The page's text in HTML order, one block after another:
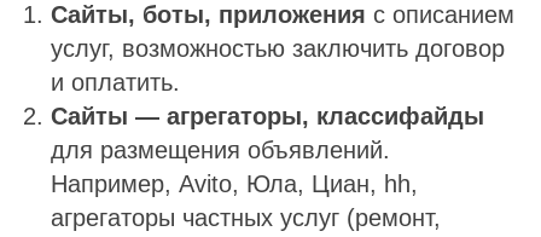
Сайты, боты, приложения с описанием
услуг, возможностью заключить договор
и оплатить.
Сайты — агрегаторы, классифайды
для размещения объявлений.
Например, Avito, Юла, Циан, hh,
агрегаторы частных услуг (ремонт,